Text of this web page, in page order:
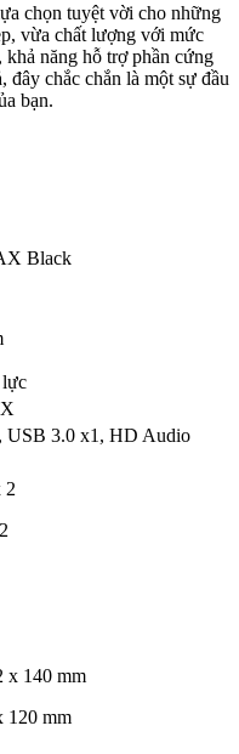
chọn tuyệt vời cho những
vừa chất lượng với mức
năng hỗ trợ phần cứng
đây chắc chắn là một sự đầu
bạn.
Black
USB 3.0 x1, HD Audio
2
x 140 mm
120 mm